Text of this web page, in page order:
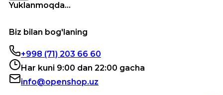
Yuklanmoqda...
Biz bilan bog'laning
+998 (71) 203 66 60
Har kuni 9:00 dan 22:00 gacha
info@openshop.uz